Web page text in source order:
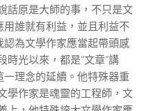
話原是大師的事，不只是文
誰就有利益，並且利益不
為文學作家應當起帶頭感
時光以來，都是“文章”講
理念的延續。他特殊器重
學作家是魂靈的工程師，文